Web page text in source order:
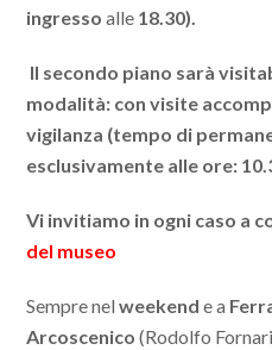
ingressoalle 18.30).
Il secondo piano sarà
modalità: con visite
vigilanza (tempo di
esclusivamente alle ore:
Vi invitiamo in ogni caso a
del museo
Sempre nelweekend e a
Arcoscenico (Rodolfo